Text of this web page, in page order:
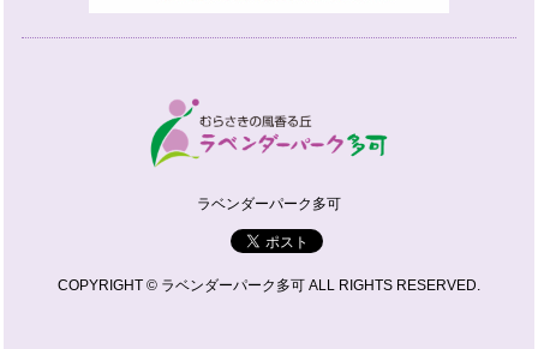
ラベンダーパーク多可
COPYRIGHT © ラベンダーパーク多可 ALL RIGHTS RESERVED.